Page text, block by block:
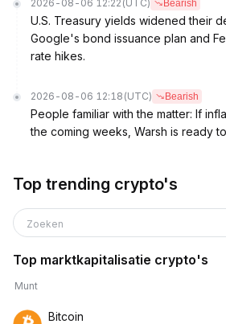
2026-08-06 12:22 (UTC) Bearish
U.S. Treasury yields widened their
Google's bond issuance plan and
rate hikes.
2026-08-06 12:18 (UTC) Bearish
People familiar with the matter: If
the coming weeks, Warsh is ready
Top trending crypto's
Zoeken
Top marktkapitalisatie crypto's
Munt
Bitcoin